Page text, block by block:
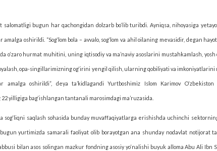
salomatligi bugun har qachongidan dolzarb bo‘lib turibdi. Ayniqsa, nihoyasiga
amalga oshirildi. “Sog‘lom bola – avvalo, sog‘lom va ahil oilaning mevasidir, degan
o‘zaro hurmat muhitini, uning iqtisodiy va ma’naviy asoslarini mustahkamlash,
opa-singillarimizning og‘irini yengil qilish, ularning qobiliyati va imkoniyatlarini
amalga oshirildi”, deya ta’kidlagandi Yurtboshimiz Islom Karimov
yilligiga bag‘ishlangan tantanali marosimdagi ma’ruzasida.
sog‘liqni saqlash sohasida bunday muvaffaqiyatlarga erishishda uchinchi
yurtimizda samarali faoliyat olib borayotgan ana shunday nodavlat notijorat
bilan asos solingan mazkur fondning asosiy yo‘nalishi buyuk alloma Abu Ali Ibn